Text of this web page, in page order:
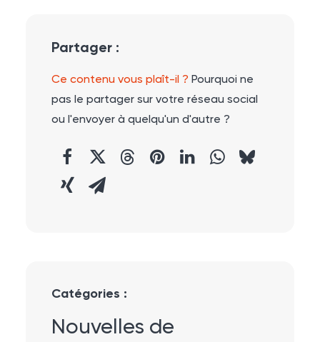
Partager :
Ce contenu vous plaît-il ? Pourquoi ne
pas le partager sur votre réseau social
ou l'envoyer à quelqu'un d'autre ?
Catégories :
Nouvelles de